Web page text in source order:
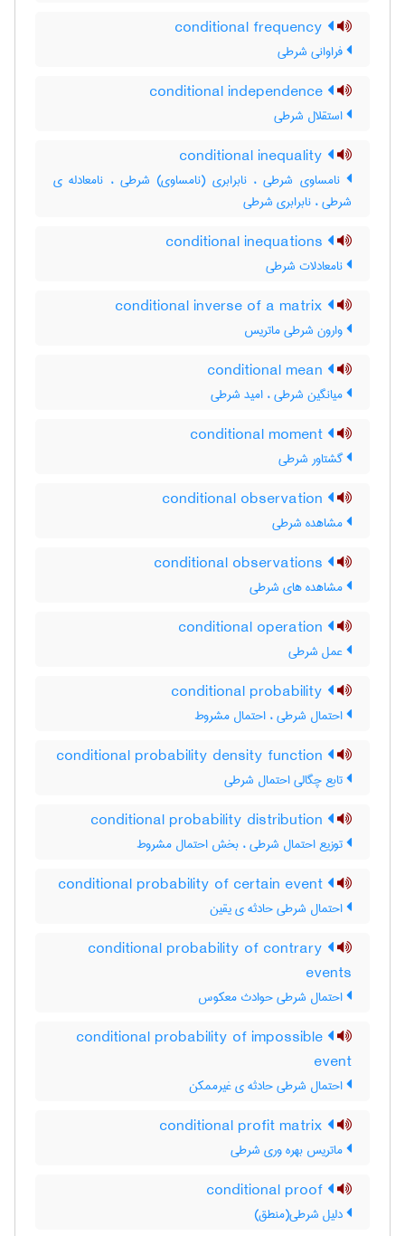
فراوانی شرطی
استقلال شرطی
نامساوی شرطی ، نابرابری (نامساوی) شرطی ، نامعادله ی
شرطی ، نابرابری شرطی
نامعادلات شرطی
وارون شرطی ماتریس
میانگین شرطی ، امید شرطی
گشتاور شرطی
مشاهده شرطی
مشاهده های شرطی
عمل شرطی
احتمال شرطی ، احتمال مشروط
تابع چگالی احتمال شرطی
توزیع احتمال شرطی ، بخش احتمال مشروط
احتمال شرطی حادثه ی یقین
conditional probability of contrary
events
احتمال شرطی حوادث معکوس
conditional probability of impossible
event
احتمال شرطی حادثه ی غیرممکن
ماتریس بهره وری شرطی
دلیل شرطی(منطق)